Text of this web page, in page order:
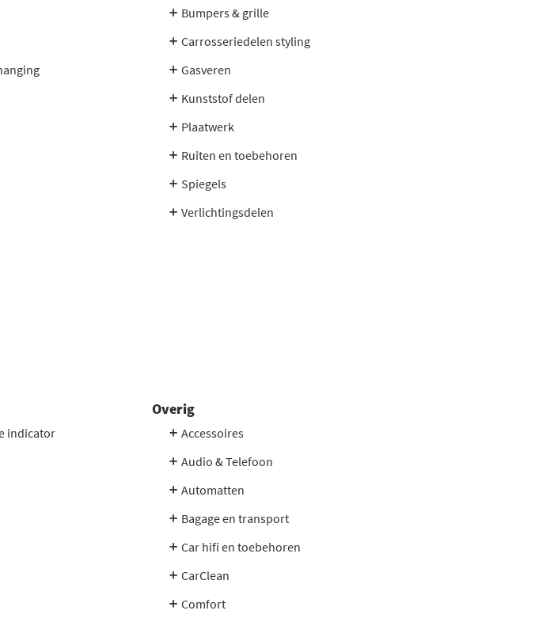
en –types. Bestelt u voor 20.00 uur? Dan leveren we uw bestelling de volgende
Bumpers & grille
Carrosseriedelen styling
Gasveren
Kunststof delen
Plaatwerk
Ruiten en toebehoren
Spiegels
Verlichtingsdelen
indicator
Overig
Accessoires
Audio & Telefoon
Automatten
Bagage en transport
Car hifi en toebehoren
CarClean
Comfort